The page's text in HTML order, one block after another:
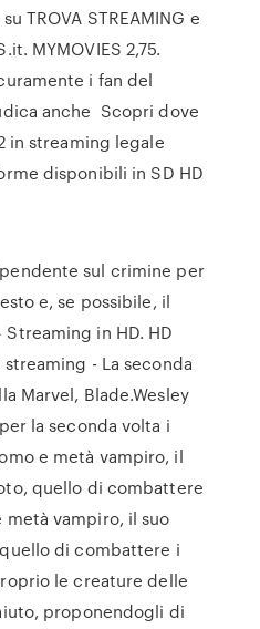
TROVA STREAMING e
MYMOVIES 2,75.
i fan del
anche Scopri dove
in streaming legale
disponibili in SD HD
sul crimine per
e, se possibile, il
in HD. HD
- La seconda
Marvel, Blade.Wesley
la seconda volta i
e metà vampiro, il
quello di combattere
vampiro, il suo
di combattere i
le creature delle
proponendogli di